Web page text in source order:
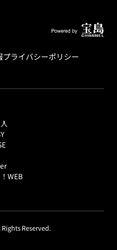
プライバシーポリシー
WEB
Reserved.